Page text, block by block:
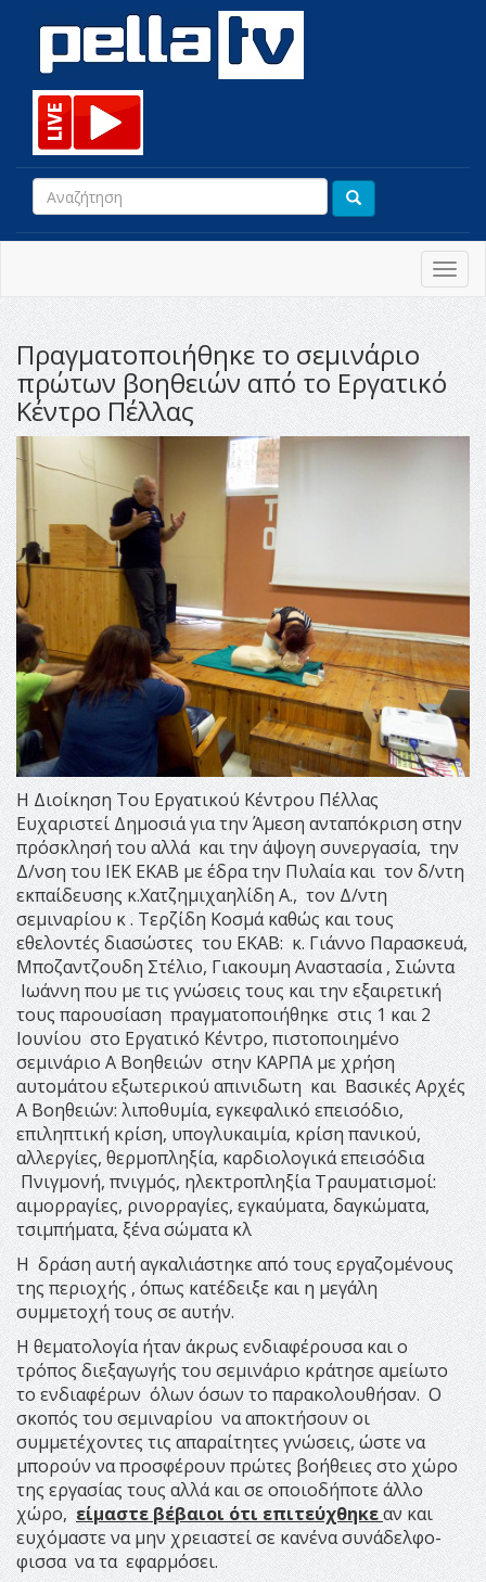
Πραγματοποιήθηκε το σεμινάριο
πρώτων βοηθειών από το Εργατικό
Κέντρο Πέλλας
H Διοίκηση Του Εργατικού Κέντρου Πέλλας
Ευχαριστεί Δημοσιά για την Άμεση ανταπόκριση στην
πρόσκλησή του αλλά και την άψογη συνεργασία, την
Δ/νση του ΙΕΚ ΕΚΑΒ με έδρα την Πυλαία και τον δ/ντη
εκπαίδευσης κ.Χατζημιχαηλίδη Α., τον Δ/ντη
σεμιναρίου κ . Τερζίδη Κοσμά καθώς και τους
εθελοντές διασώστες του ΕΚΑΒ: κ. Γιάννο Παρασκευά,
Μποζαντζουδη Στέλιο, Γιακουμη Αναστασία , Σιώντα
Ιωάννη που με τις γνώσεις τους και την εξαιρετική
τους παρουσίαση πραγματοποιήθηκε στις 1 και 2
Ιουνίου στο Εργατικό Κέντρο, πιστοποιημένο
σεμινάριο Α Βοηθειών στην ΚΑΡΠΑ με χρήση
αυτομάτου εξωτερικού απινιδωτη και Βασικές Αρχές
Α Βοηθειών: λιποθυμία, εγκεφαλικό επεισόδιο,
επιληπτική κρίση, υπογλυκαιμία, κρίση πανικού,
αλλεργίες, θερμοπληξία, καρδιολογικά επεισόδια
Πνιγμονή, πνιγμός, ηλεκτροπληξία Τραυματισμοί:
αιμορραγίες, ρινορραγίες, εγκαύματα, δαγκώματα,
τσιμπήματα, ξένα σώματα κλ
Η δράση αυτή αγκαλιάστηκε από τους εργαζομένους
της περιοχής , όπως κατέδειξε και η μεγάλη
συμμετοχή τους σε αυτήν.
Η θεματολογία ήταν άκρως ενδιαφέρουσα και ο
τρόπος διεξαγωγής του σεμινάριο κράτησε αμείωτο
το ενδιαφέρων όλων όσων το παρακολουθήσαν. Ο
σκοπός του σεμιναρίου να αποκτήσουν οι
συμμετέχοντες τις απαραίτητες γνώσεις, ώστε να
μπορούν να προσφέρουν πρώτες βοήθειες στο χώρο
της εργασίας τους αλλά και σε οποιοδήποτε άλλο
χώρο,είμαστε βέβαιοι ότι επιτεύχθηκεαν και
ευχόμαστε να μην χρειαστεί σε κανένα συνάδελφο-
φισσα να τα εφαρμόσει.